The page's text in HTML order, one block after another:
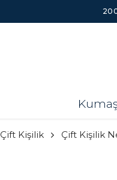
Çift Kişilik Çift Kişilik